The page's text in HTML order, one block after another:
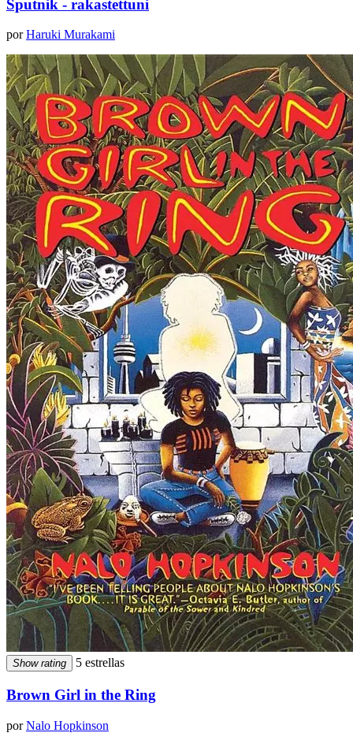
Sputnik - rakastettuni
porHaruki Murakami
Show rating 5 estrellas
Brown Girl in the Ring
porNalo Hopkinson